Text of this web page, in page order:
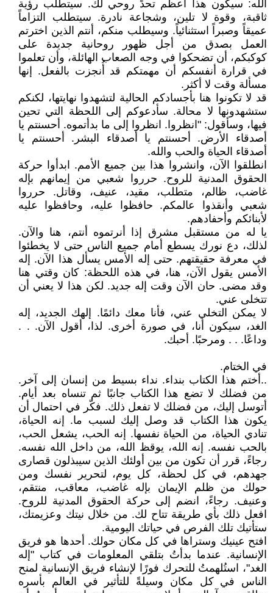
الله: سيكون هذا أعظم تحدٍّ روحي لك. سيتطلب رؤية
ثاقبة، وقوة لا تلين، وشجاعة نادرة. سيتطلب التزاماً
عميقاً وصبراً استثنائياً. وسيطلب منكم، أنتم الذين اخترتم
العمل بصدق من أجل ظهور روحانية جديدة على
كوكبكم، أن تضحكوا في وجه الصعاب الهائلة، وأن تعلموا
في قرارة أنفسكم أن مهمتكم قد أُنجزت بالفعل. إنها
مسألة وقت لا أكثر.
قد لا تكونوا هنا بأجسادكم الحالية لتشهدوا نهايتها، لكنكم
ستشهدونها لا محالة. سأدعوكم إلى اللحظة التي تحين
فيها، وسأقول: "انظروا. انظروا إلى ما بدأتموه. أحسنتم يا
أصدقاء الأرض. أحسنتم يا أصدقاء البشر. أحسنتم يا
أصدقاء الحياة والحب والله.
انطلقوا الآن، وانشروا هذا بين جميع الأمم. ابدأوا حركة
الحقوق المدنية للروح. حرروا شعبي من إيمانهم بإله
غاضب، ظالم، متطلب، مقيد، عنيف، وقاتل. حرروا
شعبي وأنقذوا عالمكم. حافظوا عليه، وحافظوا عليه
لأبنائكم وأحفادهم.
يا له من مستقبل مشرق إذا أنرتموه أنتم، هنا والآن.
لذلك، دع نورك يسطع أمام جميع الناس حتى لا يخطئوا
في معرفة حقيقتهم. حتى إله الأمس يسأل هذا الآن. إله
الأمس يقول الآن، هنا، في هذه اللحظة: كان وقتي هنا
وقد مضى. حان الآن وقت إله جديد. لكن هذا لا يعني أن
تتخلى عني.
لا يمكن التخلي عني، فأنا معك دائمًا. إلهك الجديد، إله
الغد، سيكون أنا، في صورة أخرى. لذا، أقول الآن. . .
وداعًا. . . ومرحبًا. أحبك.
في الختام.
..أختم هذا الكتاب بنداء. نداء بسيط من إنسان إلى آخر.
من فضلك لا تضع هذا الكتاب جانبًا ثم تنساه بعد أيام.
أتوسل إليك، من فضلك لا تفعل ذلك. فكّر في احتمال أن
يكون هذا الكتاب قد وصل إليك لسبب ما. إنه الحياة،
تنادي الحياة، من الحياة نفسها. إنه الحب، يشعل الحب،
بالحب نفسه. إنه الله، يوقظ الله، من داخل الله نفسه.
رجاءً، قرر أن تكون من بين أولئك الذين سيبذلون قصارى
جهدهم، في كل لحظة، كل يوم، لتحرير نفسك ومن
حولك من ظلم الإيمان بإله غاضب، معاقب، منتقم،
وعنيف. رجاءً، انضم إلى حركة الحقوق المدنية للروح.
افعل ذلك بأي طريقة تتاح لك. من خلال نيتك وعزيمتك،
ستأتيك تلك الفرص في حياتك اليومية.
افتح عينيك وستراها في كل مكان حولك. أحدها هو فريق
الإنسانية. عندما بدأتُ بتلقي المعلومات في كتاب "إله
الغد"، استُلهمتُ للتحرك فورًا لإنشاء فريق الإنسانية لمنح
الناس في كل مكان وسيلةً للتأثير في العالم بأسره